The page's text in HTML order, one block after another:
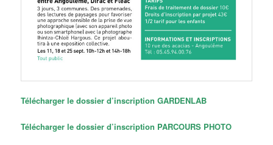
Télécharger le dossier d’inscription GARDENLAB
Télécharger le dossier d’inscription PARCOURS PHOTO